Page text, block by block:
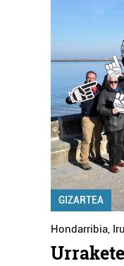
GIZARTEA
Hondarribia,